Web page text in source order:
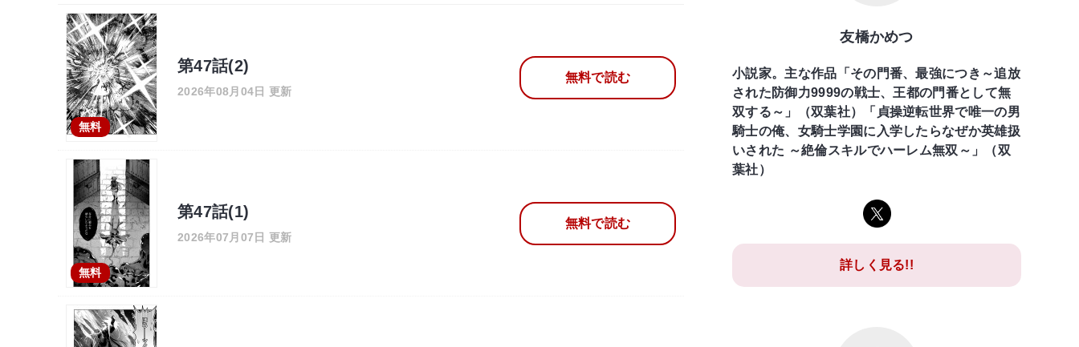
無料
第47話(2)
2026年08月04日 更新
無料で読む
無料
第47話(1)
2026年07月07日 更新
無料で読む
友橋かめつ
小説家。主な作品「その門番、最強につき～追放
された防御力9999の戦士、王都の門番として無
双する～」（双葉社）「貞操逆転世界で唯一の男
騎士の俺、女騎士学園に入学したらなぜか英雄扱
いされた ～絶倫スキルでハーレム無双～」（双
葉社）
詳しく見る!!